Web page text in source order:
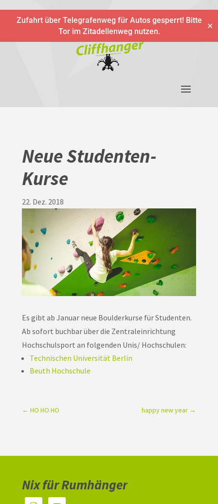
Zufahrt über Telegrafenweg für Autos gesperrt! Bitte
Tor im Zitadellenweg nutzen.
✕
Neue Studenten-
Kurse
22. Dez. 2018
Es gibt ab Januar neue Boulderkurse für Studenten.
Ab sofort buchbar über die Zentraleinrichtung
Hochschulsport an folgenden Unis/ Hochschulen:
Technischen Universität Berlin
Beuth Hochschule
← HO HO HO happy new year →
Nix für Rumhänger